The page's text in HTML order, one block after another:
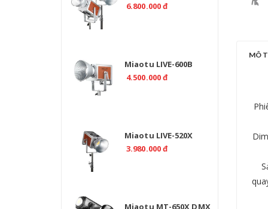
Professional 800W Bi
6.800.000 đ
Miaotu LIVE-600B
Professional 600W Bi
4.500.000 đ
Miaotu LIVE-520X
Professional 520W Bi
3.980.000 đ
MÔ